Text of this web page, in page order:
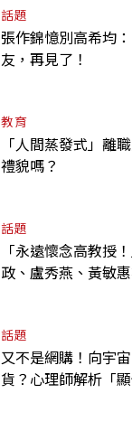
話題
張作錦憶別高希均
友，再見了！
教育
「人間蒸發式」離
禮貌嗎？
話題
「永遠懷念高教授
政、盧秀燕、黃敏
話題
又不是網購！向宇
貨？心理師解析「